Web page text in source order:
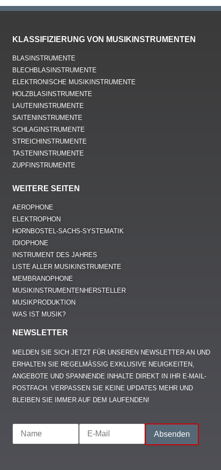
KLASSIFIZIERUNG VON MUSIKINSTRUMENTEN
BLASINSTRUMENTE
BLECHBLASINSTRUMENTE
ELEKTRONISCHE MUSIKINSTRUMENTE
HOLZBLASINSTRUMENTE
LAUTENINSTRUMENTE
SAITENINSTRUMENTE
SCHLAGINSTRUMENTE
STREICHINSTRUMENTE
TASTENINSTRUMENTE
ZUPFINSTRUMENTE
WEITERE SEITEN
AEROPHONE
ELEKTROPHON
HORNBOSTEL-SACHS-SYSTEMATIK
IDIOPHONE
INSTRUMENT DES JAHRES
LISTE ALLER MUSIKINSTRUMENTE
MEMBRANOPHONE
MUSIKINSTRUMENTENHERSTELLER
MUSIKPRODUKTION
WAS IST MUSIK?
NEWSLETTER
MELDEN SIE SICH JETZT FÜR UNSEREN NEWSLETTER AN UND
ERHALTEN SIE REGELMÄSSIG EXKLUSIVE NEUIGKEITEN, A
NGEBOTE UND SPANNENDE INHALTE DIREKT IN IHR E-MAIL-P
OSTFACH. VERPASSEN SIE KEINE UPDATES MEHR UND B
LEIBEN SIE IMMER AUF DEM LAUFENDEN!